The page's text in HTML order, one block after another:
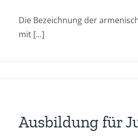
Die Bezeichnung der
mit [...]
Ausbildung für